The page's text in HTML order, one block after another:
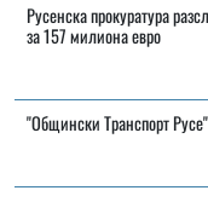
Русенска прокуратура
за 157 милиона евро
"Общински Транспорт